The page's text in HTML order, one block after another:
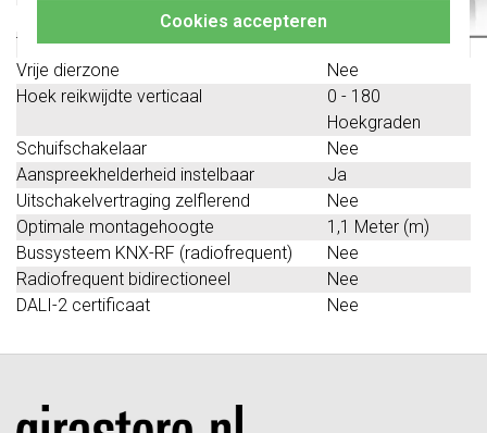
Cookies accepteren
Bedrijfsmodusschakelaar
Transparant
Nee
Vrije dierzone
Nee
Hoek reikwijdte verticaal
0 - 180
Hoekgraden
Schuifschakelaar
Nee
Aanspreekhelderheid instelbaar
Ja
Uitschakelvertraging zelflerend
Nee
Optimale montagehoogte
1,1 Meter (m)
Bussysteem KNX-RF (radiofrequent)
Nee
Radiofrequent bidirectioneel
Nee
DALI-2 certificaat
Nee